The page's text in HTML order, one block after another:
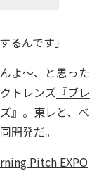
るんです」
よ～、と思った
トレンズ 『ブレ
』。東レと、ベ
開発だ。
Pitch EXPO